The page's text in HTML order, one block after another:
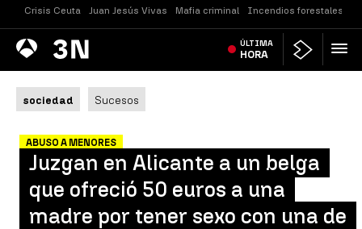
Crisis Ceuta Juan Jesús Vivas Mafia criminal Incendios forestales
Antena
3 Noticias ÚLTIMA
HORA
sociedad Sucesos
ABUSO A MENORES
Juzgan en Alicante a un belga
que ofreció 50 euros a una
madre por tener sexo con una de